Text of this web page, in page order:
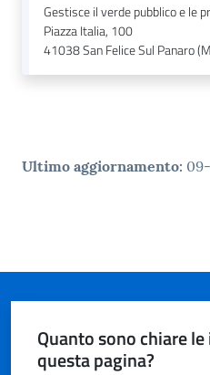
Sportello
telematico
argomenti...
Gestisce il verde pubblico e le
Piazza Italia, 100
41038San Felice Sul Panaro
Ultimo aggiornamento:
Quanto sono chiare
questa pagina?